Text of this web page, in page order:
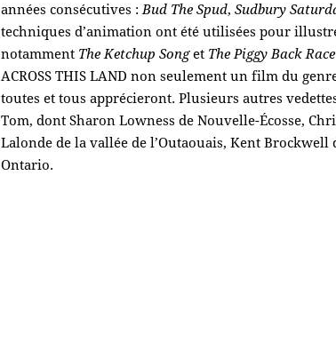
années consécutives :Bud The Spud, Sudbury
techniques d’animation ont été utilisées pour
notamment The Ketchup Songet The Piggy Back Race
ACROSS THIS LAND non seulement un film du
toutes et tous apprécieront. Plusieurs autres
Tom, dont Sharon Lowness de Nouvelle-Écosse,
Lalonde de la vallée de l’Outaouais, Kent
Ontario.